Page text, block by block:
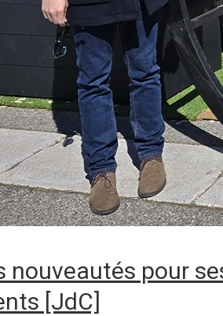
nouveautés pour
[JdC]